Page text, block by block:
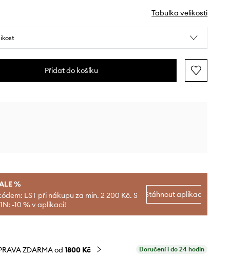
Tabulka velikosti
Přidat do košíku
%
LST při nákupu za min. 2 200 Kč. S
-10 % v aplikaci!
Stáhnout aplikaci
ZDARMA od 1800 Kč Doručení i do 24 hodin